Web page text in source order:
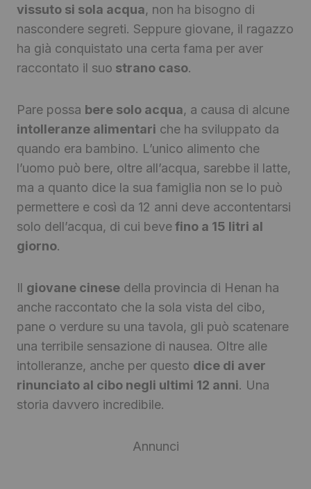
vissuto si sola acqua, non ha bisogno di
nascondere segreti. Seppure giovane, il ragazzo
ha già conquistato una certa fama per aver
raccontato il suo strano caso.
Pare possa bere solo acqua, a causa di alcune
intolleranze alimentari che ha sviluppato da
quando era bambino. L’unico alimento che
l’uomo può bere, oltre all’acqua, sarebbe il latte,
ma a quanto dice la sua famiglia non se lo può
permettere e così da 12 anni deve accontentarsi
solo dell’acqua, di cui bevefino a 15 litri al
giorno.
Il giovane cinese della provincia di Henan ha
anche raccontato che la sola vista del cibo,
pane o verdure su una tavola, gli può scatenare
una terribile sensazione di nausea. Oltre alle
intolleranze, anche per questo dice di aver
rinunciato al cibo negli ultimi 12 anni. Una
storia davvero incredibile.
Annunci